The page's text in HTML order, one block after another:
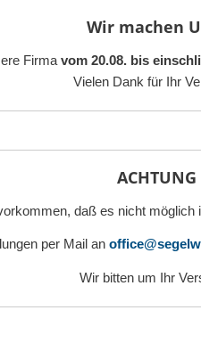
Wir machen
Firma vom 20.08. bis
Vielen Dank für Ihr
ACHTUNG
daß es nicht
per Mail an
Wir bitten um Ihr